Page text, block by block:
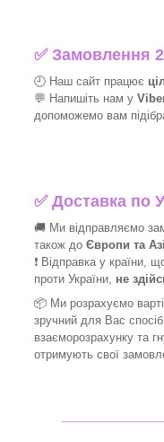
✅Замовлення
🕘 Наш сайт працює
💬 Напишіть нам у
допоможемо вам
✅Доставка по
🚚 Ми відправляємо
також до Європи та
❗ Відправка у країни,
проти України, не
📦 Ми розрахуємо
зручний для Вас
взаєморозрахунку та
отримують свої